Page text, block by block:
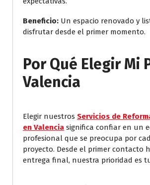
Beneficio: Un espacio renovado y
disfrutar desde el primer momento.
Por Qué Elegir Mi
Valencia
Elegir nuestros Servicios de
en Valencia significa confiar en un
profesional que se preocupa por
proyecto. Desde el primer contacto
entrega final, nuestra prioridad es